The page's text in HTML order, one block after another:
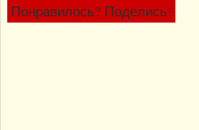
Понравилось? Поделись!